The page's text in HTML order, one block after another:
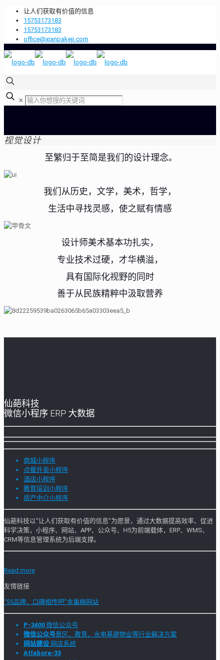
让人们获取有价值的信息
15753173183
15753173183
office@xianpakeji.com
✕
视觉设计
至繁归于至简是我们的设计理念。
我们从历史，文学，美术，哲学，
生活中寻找灵感，使之赋有情感
设计师美术基本功扎实，
专业技术过硬，才华横溢，
具有国际化视野的同时
善于从民族精粹中汲取营养
仙葩科技
微信小程序 ERP 大数据
商城小程序
点餐外卖小程序
酒店小程序
教育培训小程序
房产中介小程序
仙葩科技以“让人们获取有价值的信息”为愿景，通过大数据提高效率、促进
科学决策，小程序、网站、APP、公众号、H5为前端载体，ERP、WMS、
CRM等信息管理系统为后端支撑。
Read more
友情链接
“55品牌，口碑相传吧”金巢梅网站
P-3400 微信公众号
微信公众号景区、教育、水电基建物业等行业解决方案
网站建设 网店系统
Atlabore-33